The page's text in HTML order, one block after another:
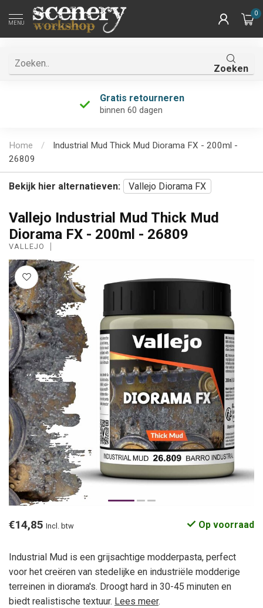
MENU
0
Zoeken
Gratis retourneren
binnen 60 dagen
Home /
Industrial Mud Thick Mud Diorama FX - 200ml -
26809
Bekijk hier alternatieven: Vallejo Diorama FX
Vallejo Industrial Mud Thick Mud
Diorama FX - 200ml - 26809
VALLEJO
€14,85 Incl. btw Op voorraad
Industrial Mud is een grijsachtige modderpasta, perfect
voor het creëren van stedelijke en industriële modderige
terreinen in diorama's. Droogt hard in 30-45 minuten en
biedt realistische textuur. Lees meer.